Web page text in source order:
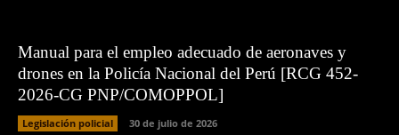
Manual para el empleo adecuado de aeronaves y
drones en la Policía Nacional del Perú [RCG 452-
2026-CG PNP/COMOPPOL]
Legislación policial 30 de julio de 2026